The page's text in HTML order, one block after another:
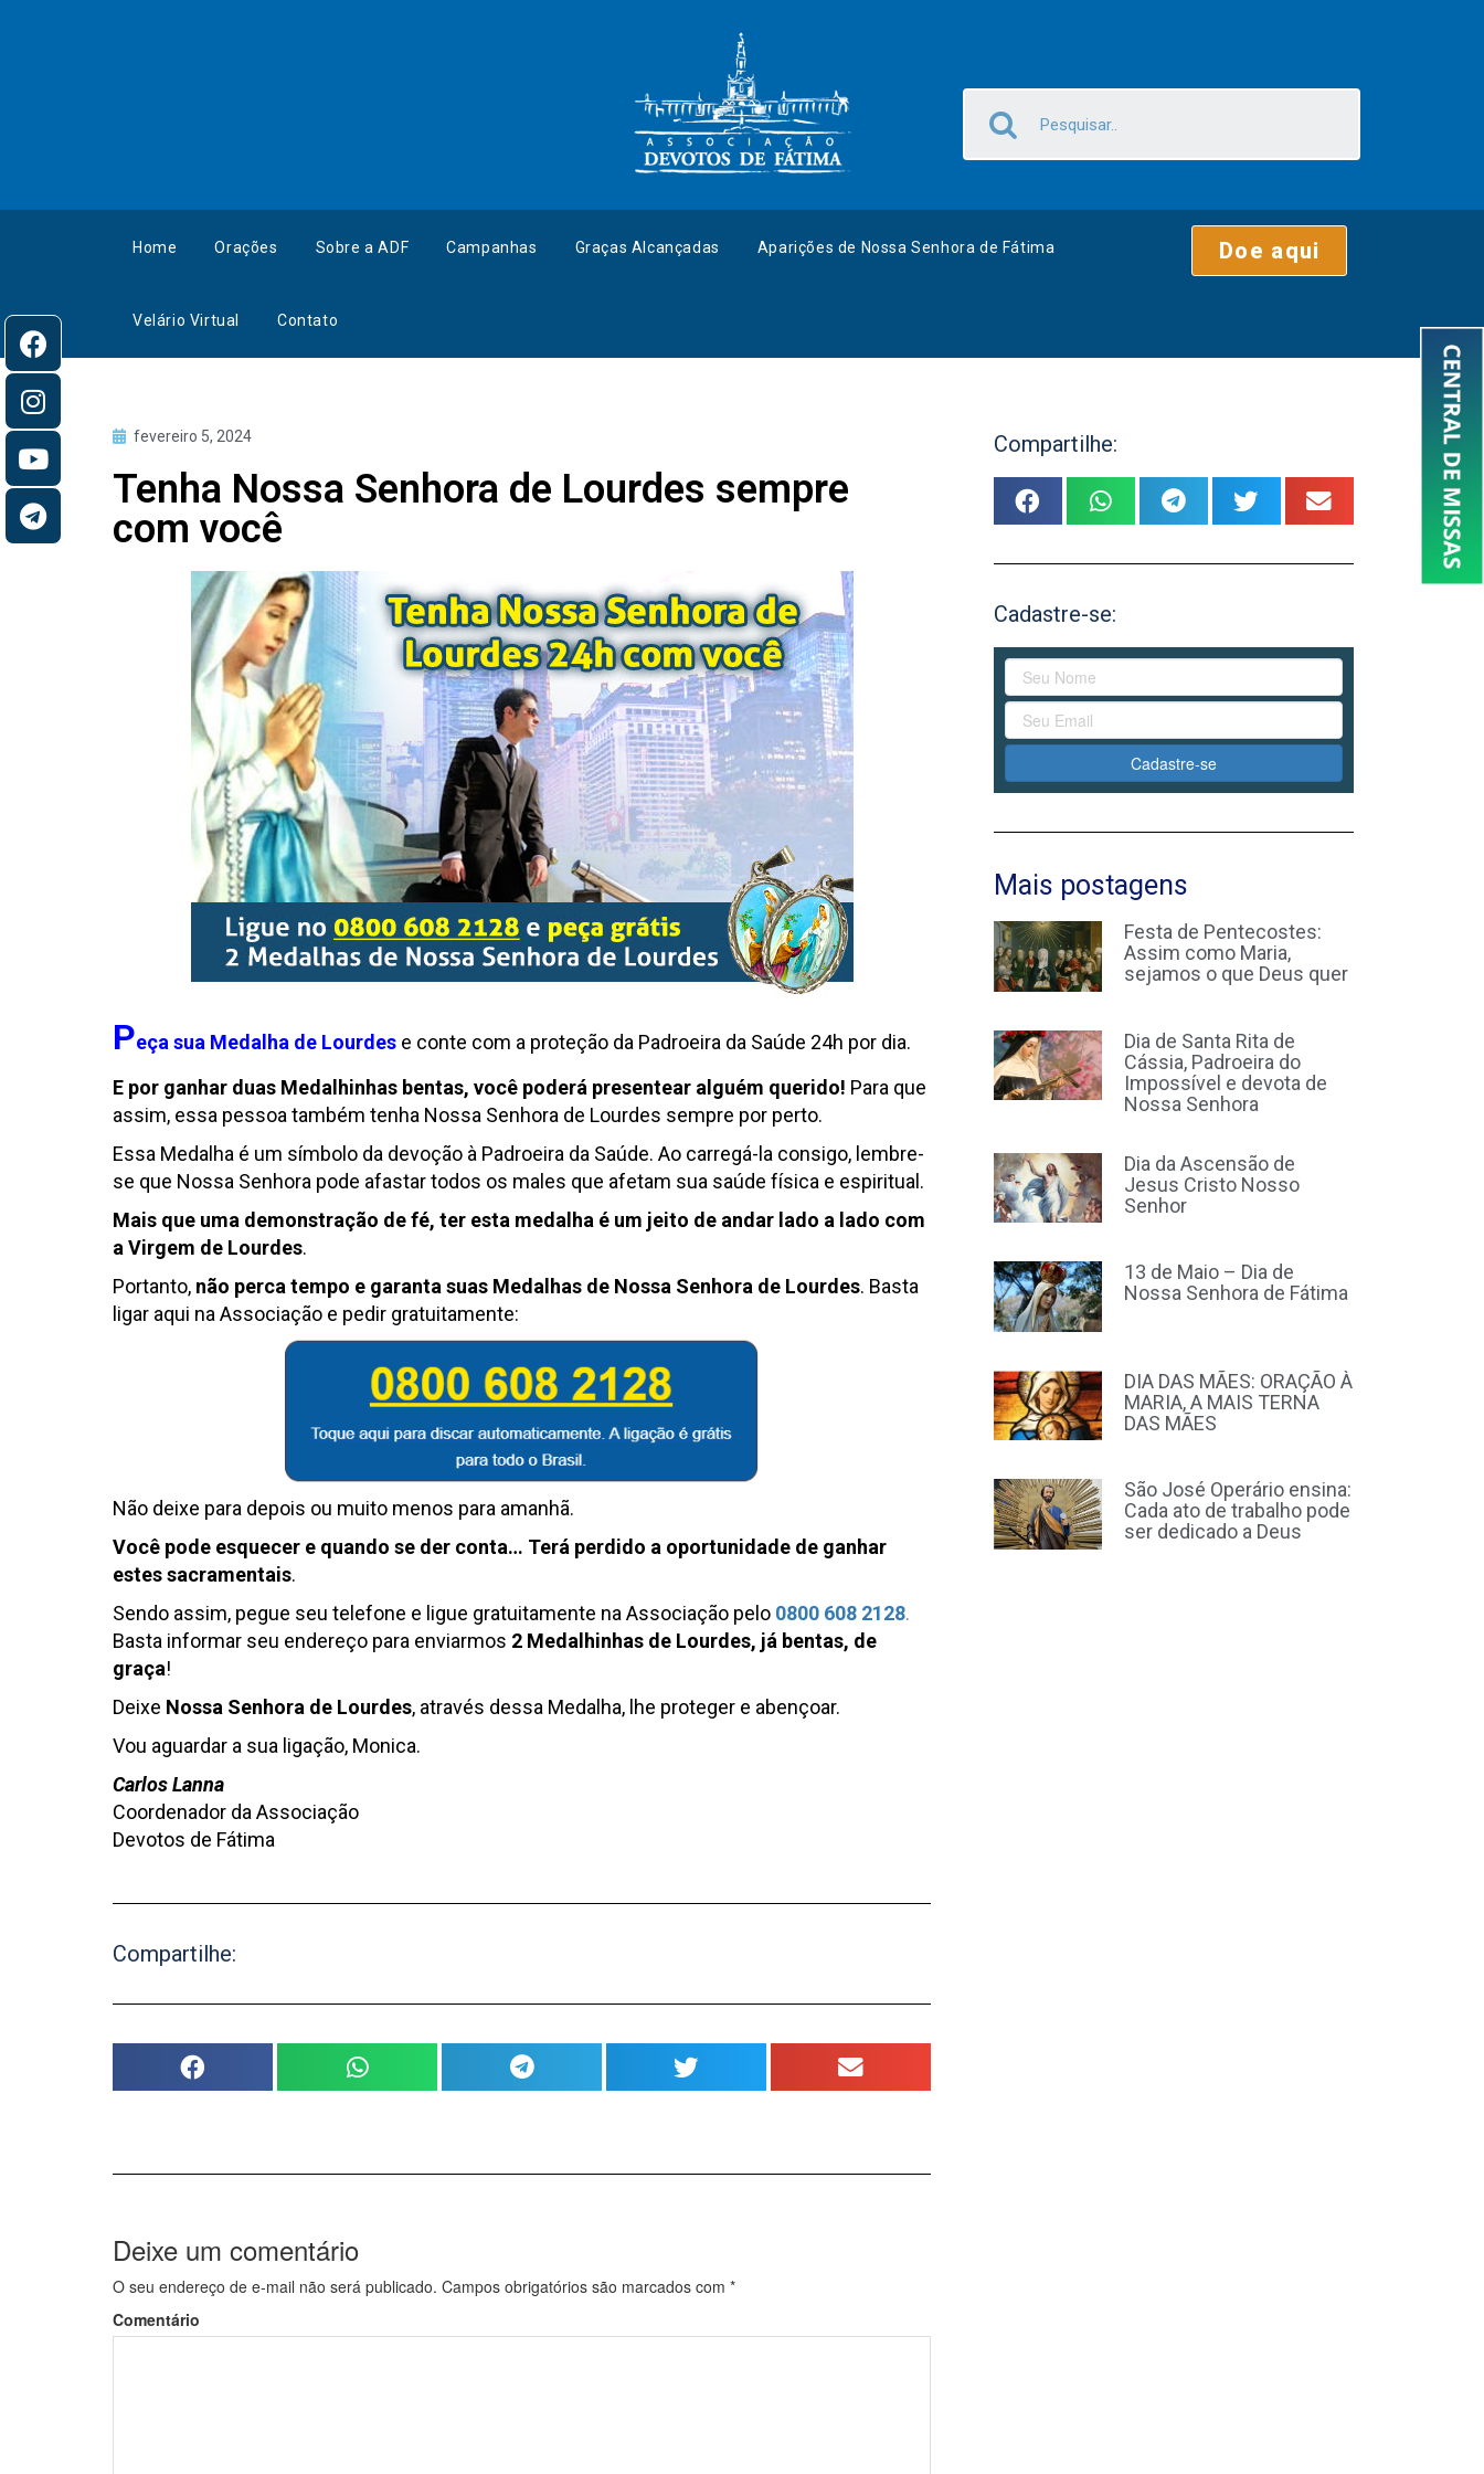
Home Orações Sobre a ADF Campanhas Graças Alcançadas Aparições de Nossa Senhora de Fátima
Velário Virtual Contato
Doe aqui
fevereiro 5, 2024
Tenha Nossa Senhora de Lourdes sempre
com você
Peça sua Medalha de Lourdes e conte com a proteção da Padroeira da Saúde 24h por dia.
E por ganhar duas Medalhinhas bentas, você poderá presentear alguém querido! Para que
assim, essa pessoa também tenha Nossa Senhora de Lourdes sempre por perto.
Essa Medalha é um símbolo da devoção à Padroeira da Saúde. Ao carregá-la consigo, lembre-
se que Nossa Senhora pode afastar todos os males que afetam sua saúde física e espiritual.
Mais que uma demonstração de fé, ter esta medalha é um jeito de andar lado a lado com
a Virgem de Lourdes.
Portanto, não perca tempo e garanta suas Medalhas de Nossa Senhora de Lourdes. Basta
ligar aqui na Associação e pedir gratuitamente:
Não deixe para depois ou muito menos para amanhã.
Você pode esquecer e quando se der conta… Terá perdido a oportunidade de ganhar
estes sacramentais.
Sendo assim, pegue seu telefone e ligue gratuitamente na Associação pelo 0800 608 2128.
Basta informar seu endereço para enviarmos 2 Medalhinhas de Lourdes, já bentas, de
graça!
Deixe Nossa Senhora de Lourdes, através dessa Medalha, lhe proteger e abençoar.
Vou aguardar a sua ligação, Monica.
Carlos Lanna
Coordenador da Associação
Devotos de Fátima
Compartilhe:
Deixe um comentário
O seu endereço de e-mail não será publicado. Campos obrigatórios são marcados com *
Comentário
Compartilhe:
Cadastre-se:
Cadastre-se
Mais postagens
Festa de Pentecostes:
Assim como Maria,
sejamos o que Deus quer
Dia de Santa Rita de
Cássia, Padroeira do
Impossível e devota de
Nossa Senhora
Dia da Ascensão de
Jesus Cristo Nosso
Senhor
13 de Maio – Dia de
Nossa Senhora de Fátima
DIA DAS MÃES: ORAÇÃO À
MARIA, A MAIS TERNA
DAS MÃES
São José Operário ensina:
Cada ato de trabalho pode
ser dedicado a Deus